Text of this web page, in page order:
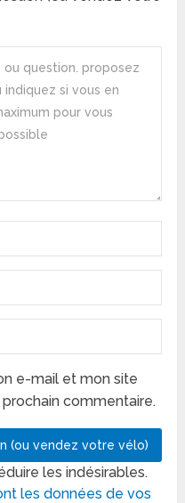
e-mail et mon site
commentaire.
les indésirables.
les données de vos